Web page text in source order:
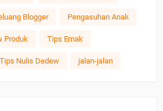
Blogger Pengasuhan Anak
Produk Tips Emak
Tips Nulis Dedew jalan-jalan